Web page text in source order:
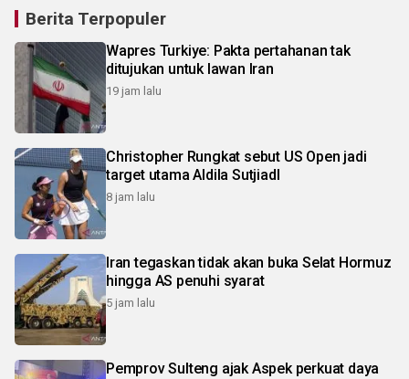
Berita Terpopuler
Wapres Turkiye: Pakta pertahanan tak
ditujukan untuk lawan Iran
19 jam lalu
Christopher Rungkat sebut US Open jadi
target utama Aldila SutjiadI
8 jam lalu
Iran tegaskan tidak akan buka Selat Hormuz
hingga AS penuhi syarat
5 jam lalu
Pemprov Sulteng ajak Aspek perkuat daya